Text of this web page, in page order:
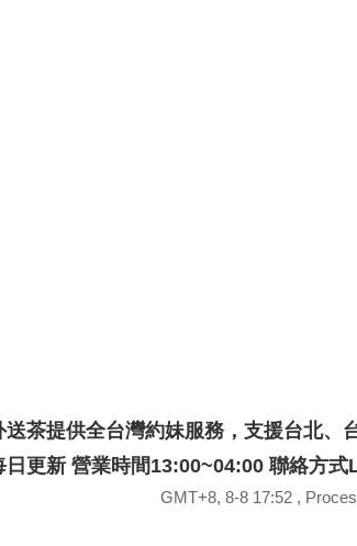
茶提供全台灣約妹服務，支援台北、
更新 營業時間13:00~04:00 聯絡方
GMT+8, 8-8 17:52,